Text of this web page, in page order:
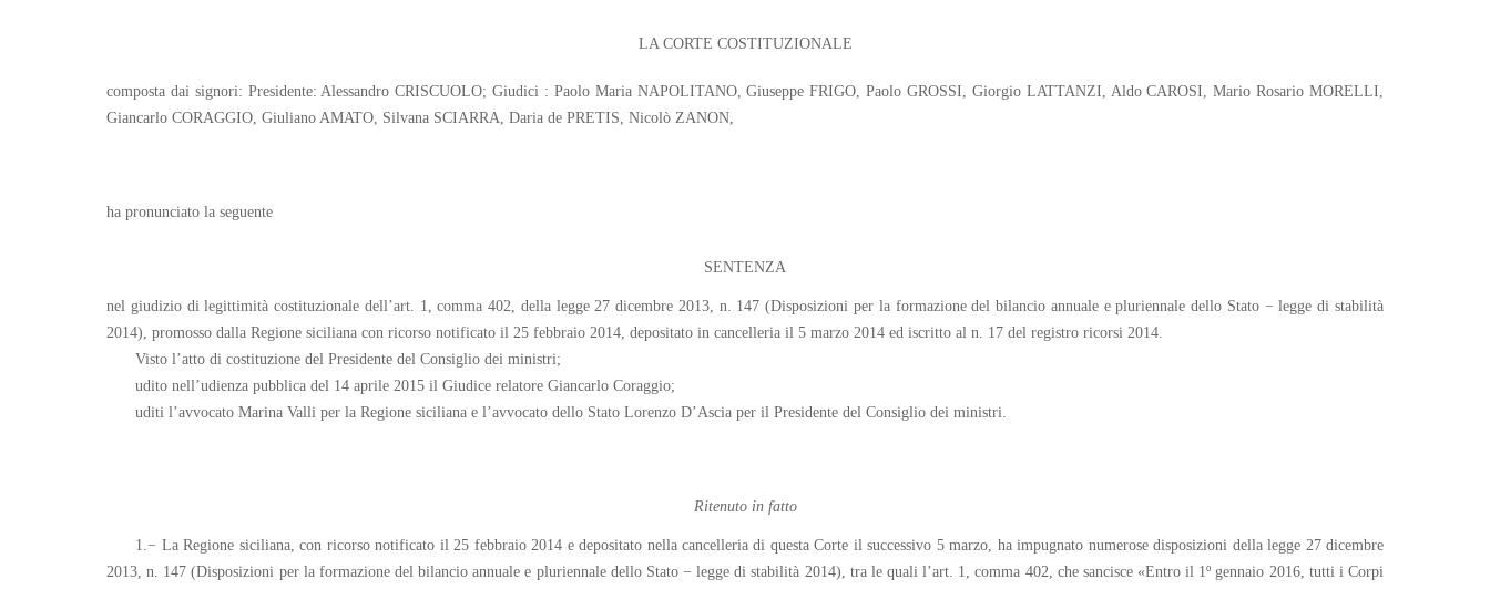
LA CORTE COSTITUZIONALE
composta dai signori: Presidente: Alessandro CRISCUOLO; Giudici : Paolo Maria NAPOLITANO, Giuseppe FRIGO, Paolo GROSSI, Giorgio LATTANZI, Aldo CAROSI, Mario Rosario MORELLI,
Giancarlo CORAGGIO, Giuliano AMATO, Silvana SCIARRA, Daria de PRETIS, Nicolò ZANON,
ha pronunciato la seguente
SENTENZA
nel giudizio di legittimità costituzionale dell’art. 1, comma 402, della legge 27 dicembre 2013, n. 147 (Disposizioni per la formazione del bilancio annuale e pluriennale dello Stato − legge di stabilità
2014), promosso dalla Regione siciliana con ricorso notificato il 25 febbraio 2014, depositato in cancelleria il 5 marzo 2014 ed iscritto al n. 17 del registro ricorsi 2014.
Visto l’atto di costituzione del Presidente del Consiglio dei ministri;
udito nell’udienza pubblica del 14 aprile 2015 il Giudice relatore Giancarlo Coraggio;
uditi l’avvocato Marina Valli per la Regione siciliana e l’avvocato dello Stato Lorenzo D’Ascia per il Presidente del Consiglio dei ministri.
Ritenuto in fatto
1.− La Regione siciliana, con ricorso notificato il 25 febbraio 2014 e depositato nella cancelleria di questa Corte il successivo 5 marzo, ha impugnato numerose disposizioni della legge 27 dicembre
2013, n. 147 (Disposizioni per la formazione del bilancio annuale e pluriennale dello Stato − legge di stabilità 2014), tra le quali l’art. 1, comma 402, che sancisce «Entro il 1º gennaio 2016, tutti i Corpi